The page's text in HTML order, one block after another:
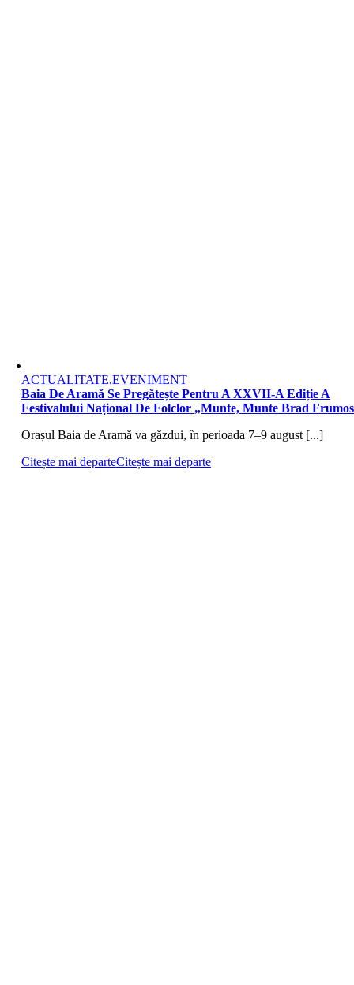
ACTUALITATE,EVENIMENT
Baia De Aramă Se Pregătește Pentru A XXVII-A Ediție A
Festivalului Național De Folclor „Munte, Munte Brad
Orașul Baia de Aramă va găzdui, în perioada 7–9 august [...]
Citește mai departeCitește mai departe